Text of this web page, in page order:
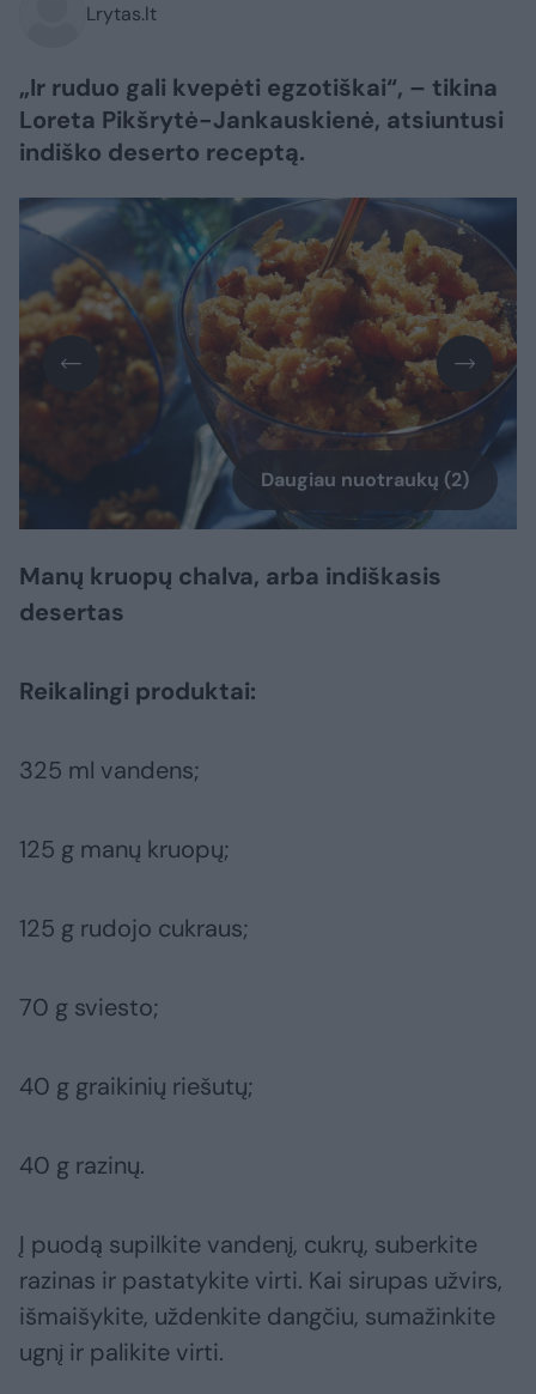
Lrytas.lt
„Ir ruduo gali kvepėti egzotiškai“, – tikina
Loreta Pikšrytė-Jankauskienė, atsiuntusi
indiško deserto receptą.
Daugiau nuotraukų (2)
Manų kruopų chalva, arba indiškasis
desertas
Reikalingi produktai:
325 ml vandens;
125 g manų kruopų;
125 g rudojo cukraus;
70 g sviesto;
40 g graikinių riešutų;
40 g razinų.
Į puodą supilkite vandenį, cukrų, suberkite
razinas ir pastatykite virti. Kai sirupas užvirs,
išmaišykite, uždenkite dangčiu, sumažinkite
ugnį ir palikite virti.